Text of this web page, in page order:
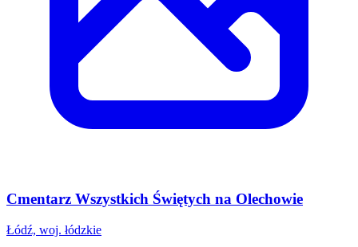
Cmentarz Wszystkich Świętych na Olechowie
Łódź, woj. łódzkie